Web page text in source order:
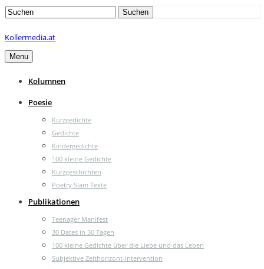
Search
Suchen
Kollermedia.at
Menu
Kolumnen
Poesie
Kurzgedichte
Gedichte
Kindergedichte
100 kleine Gedichte
Kurzgeschichten
Poetry Slam Texte
Publikationen
Teenager Manifest
30 Dates in 30 Tagen
100 kleine Gedichte über die Liebe und das Leben
Subjektive Zeithorizont-Intervention